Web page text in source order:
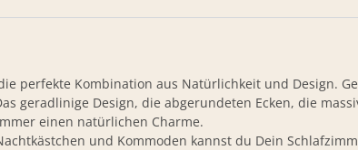
perfekte Kombination aus Natürlichkeit und Design.
geradlinige Design, die abgerundeten Ecken, die
einen natürlichen Charme.
und Kommoden kannst du Dein